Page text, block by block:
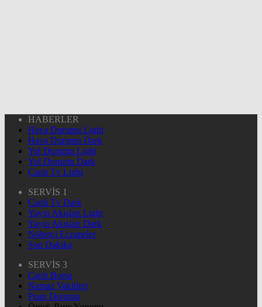
HABERLER
Hava Durumu Light
Hava Durumu Dark
Yol Durumu Light
Yol Durumu Dark
Canlı Tv Light
SERVİS 1
Canlı Tv Dark
Yayın Akışları Light
Yayın Akışları Dark
Nöbetçi Eczaneler
Son Dakika
SERVİS 3
Canlı Borsa
Namaz Vakitleri
Puan Durumu